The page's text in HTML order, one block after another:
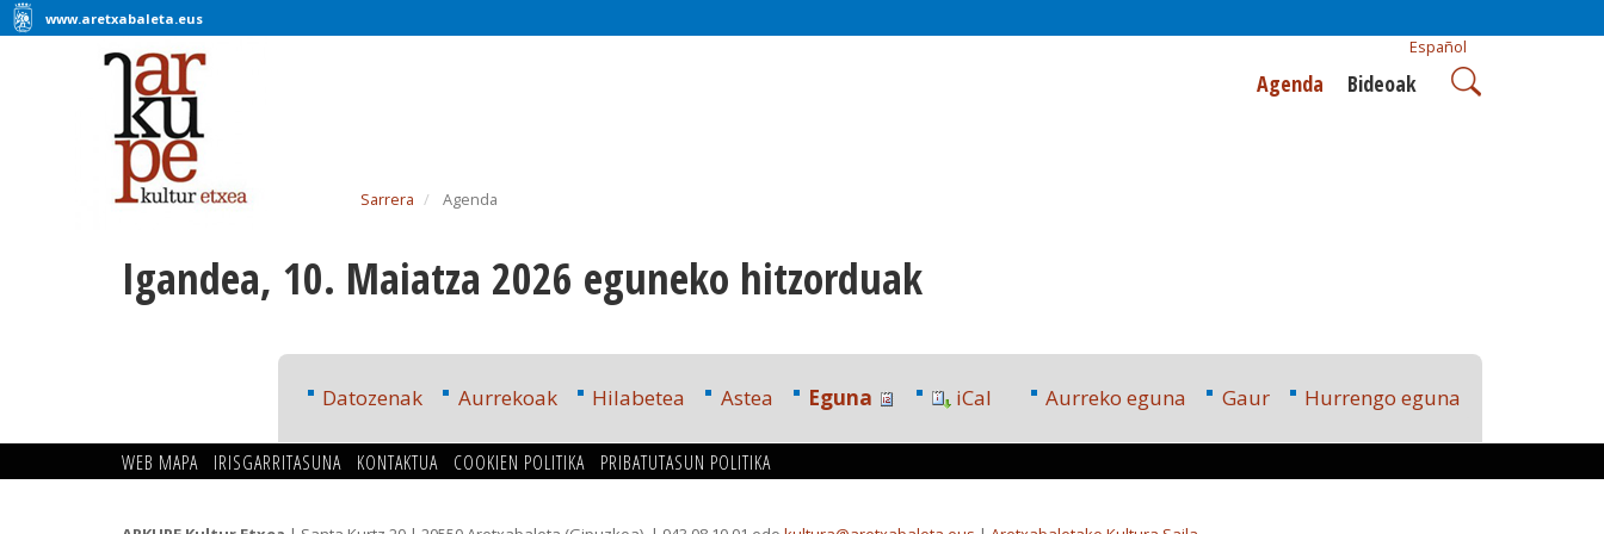
www.aretxabaleta.eus
Español
Agenda Bideoak
Sarrera Agenda
Igandea, 10. Maiatza 2026 eguneko hitzorduak
Datozenak Aurrekoak Hilabetea Astea Eguna iCal Aurreko eguna Gaur Hurrengo eguna
WEB MAPA IRISGARRITASUNA KONTAKTUA COOKIEN POLITIKA PRIBATUTASUN POLITIKA